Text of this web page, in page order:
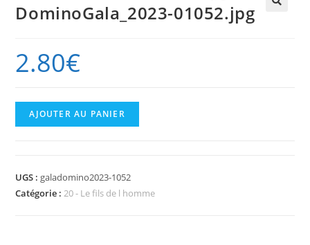
DominoGala_2023-01052.jpg
2.80€
quantité
de
AJOUTER AU PANIER
UGS : galadomino2023-1052
Catégorie :20 - Le fils de l homme